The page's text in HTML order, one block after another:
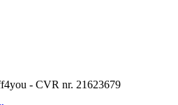
- CVR nr. 21623679